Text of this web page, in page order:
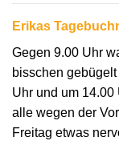
Erikas
Gegen 9.00 Uhr
bisschen
Uhr und um
alle wegen der
Freitag etwas